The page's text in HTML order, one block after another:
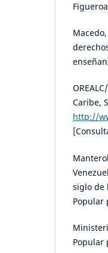
Caribe,
http://
siglo de
Popular
Popular